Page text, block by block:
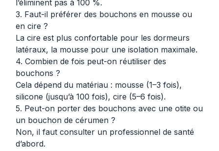
l’éliminent pas à 100 %.
3. Faut-il préférer des bouchons en mousse ou
en cire ?
La cire est plus confortable pour les dormeurs
latéraux, la mousse pour une isolation maximale.
4. Combien de fois peut-on réutiliser des
bouchons ?
Cela dépend du matériau : mousse (1–3 fois),
silicone (jusqu’à 100 fois), cire (5–6 fois).
5. Peut-on porter des bouchons avec une otite ou
un bouchon de cérumen ?
Non, il faut consulter un professionnel de santé
d’abord.